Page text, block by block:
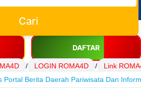
Cari
DAFTAR
/ LOGIN ROMA4D /
Link
Portal Berita Daerah Pariwisata Dan